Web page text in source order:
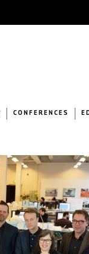
CONFERENCES